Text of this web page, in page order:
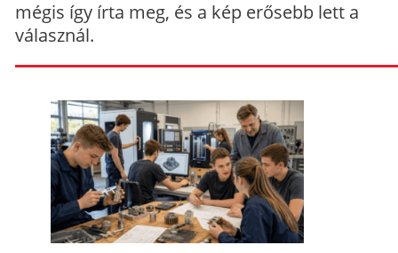
mégis így írta meg, és a kép erősebb lett a
válasznál.